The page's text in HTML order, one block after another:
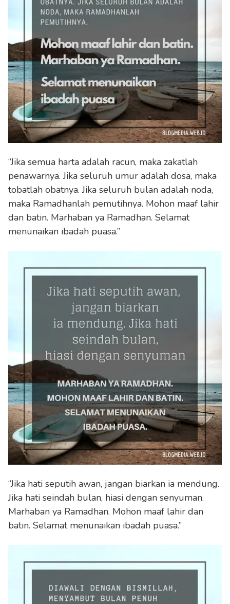
“Jika semua harta adalah racun, maka zakatlah
penawarnya. Jika seluruh umur adalah dosa, maka
tobatlah obatnya. Jika seluruh bulan adalah noda,
maka Ramadhanlah pemutihnya. Mohon maaf lahir
dan batin. Marhaban ya Ramadhan. Selamat
menunaikan ibadah puasa.”
“Jika hati seputih awan, jangan biarkan ia mendung.
Jika hati seindah bulan, hiasi dengan senyuman.
Marhaban ya Ramadhan. Mohon maaf lahir dan
batin. Selamat menunaikan ibadah puasa.”